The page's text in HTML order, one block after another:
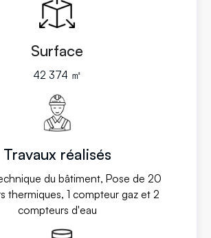
Surface
42 374 ㎡
Travaux réalisés
du bâtiment, Pose de 20
thermiques, 1 compteur gaz et 2
compteurs d'eau